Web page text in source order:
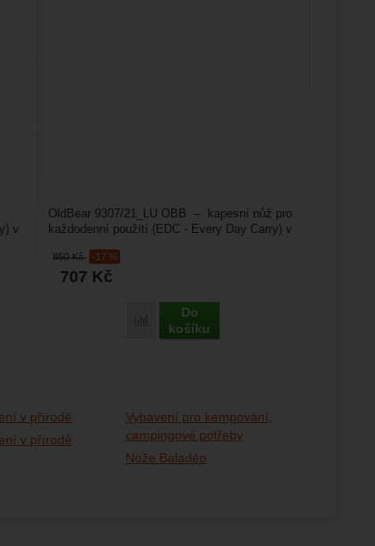
v
850Kč -17 %
707 Kč
Porovnat
Do
košíku
OldBear 9307/21_LU OBB – kapesní nůž pro
každodenní použití (EDC - Every Day Carry) v
v přírodě
v přírodě
Vybavení pro kempování,
campingové potřeby
Nože Baladéo